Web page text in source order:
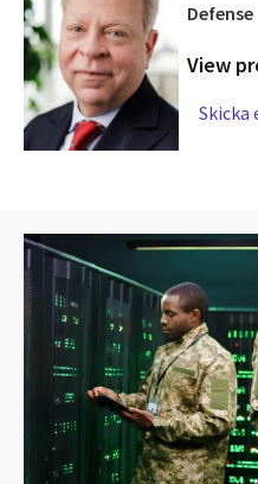
Defense
View